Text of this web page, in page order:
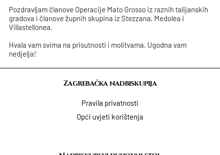
Pozdravljam članove Operacije Mato Grosso iz raznih talijanskih
gradova i članove župnih skupina iz Stezzana, Medolea i
Villastellonea.
Hvala vam svima na prisutnosti i molitvama. Ugodna vam
nedjelja!
Zagrebačka nadbiskupija
Pravila privatnosti
Opći uvjeti korištenja